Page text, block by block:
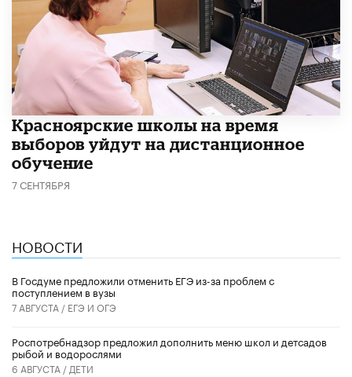
Красноярские школы на время
выборов уйдут на дистанционное
обучение
7 СЕНТЯБРЯ
НОВОСТИ
В Госдуме предложили отменить ЕГЭ из-за проблем с
поступлением в вузы
7 АВГУСТА / ЕГЭ И ОГЭ
Роспотребнадзор предложил дополнить меню школ и детсадов
рыбой и водорослями
6 АВГУСТА / ДЕТИ